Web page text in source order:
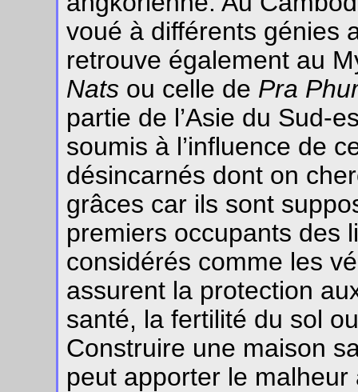
voué à différents génies
retrouve également au
Nats ou celle de Pra
partie de l’Asie du Sud-
soumis à l’influence de
désincarnés dont on
grâces car ils sont
premiers occupants des
considérés comme les
assurent la protection
santé, la fertilité du sol
Construire une maison
peut apporter le